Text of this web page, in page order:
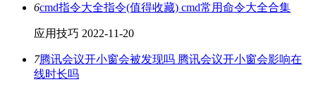
6cmd指令大全指令(值得收藏) cmd常用命令大全合集
应用技巧 2022-11-20
7腾讯会议开小窗会被发现吗 腾讯会议开小窗会影响在
线时长吗